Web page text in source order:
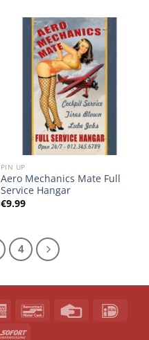
PIN UP
Aero Mechanics Mate Full
Service Hangar
€9.99
4